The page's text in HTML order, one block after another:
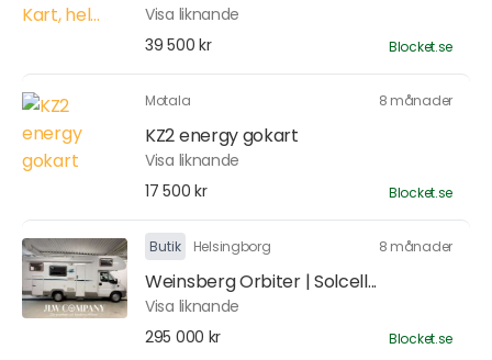
Visa liknande
39 500 kr
Blocket.se
Motala 8 månader
KZ2 energy gokart
Visa liknande
17 500 kr
Blocket.se
Butik Helsingborg 8 månader
Weinsberg Orbiter | Solcell...
Visa liknande
295 000 kr
Blocket.se